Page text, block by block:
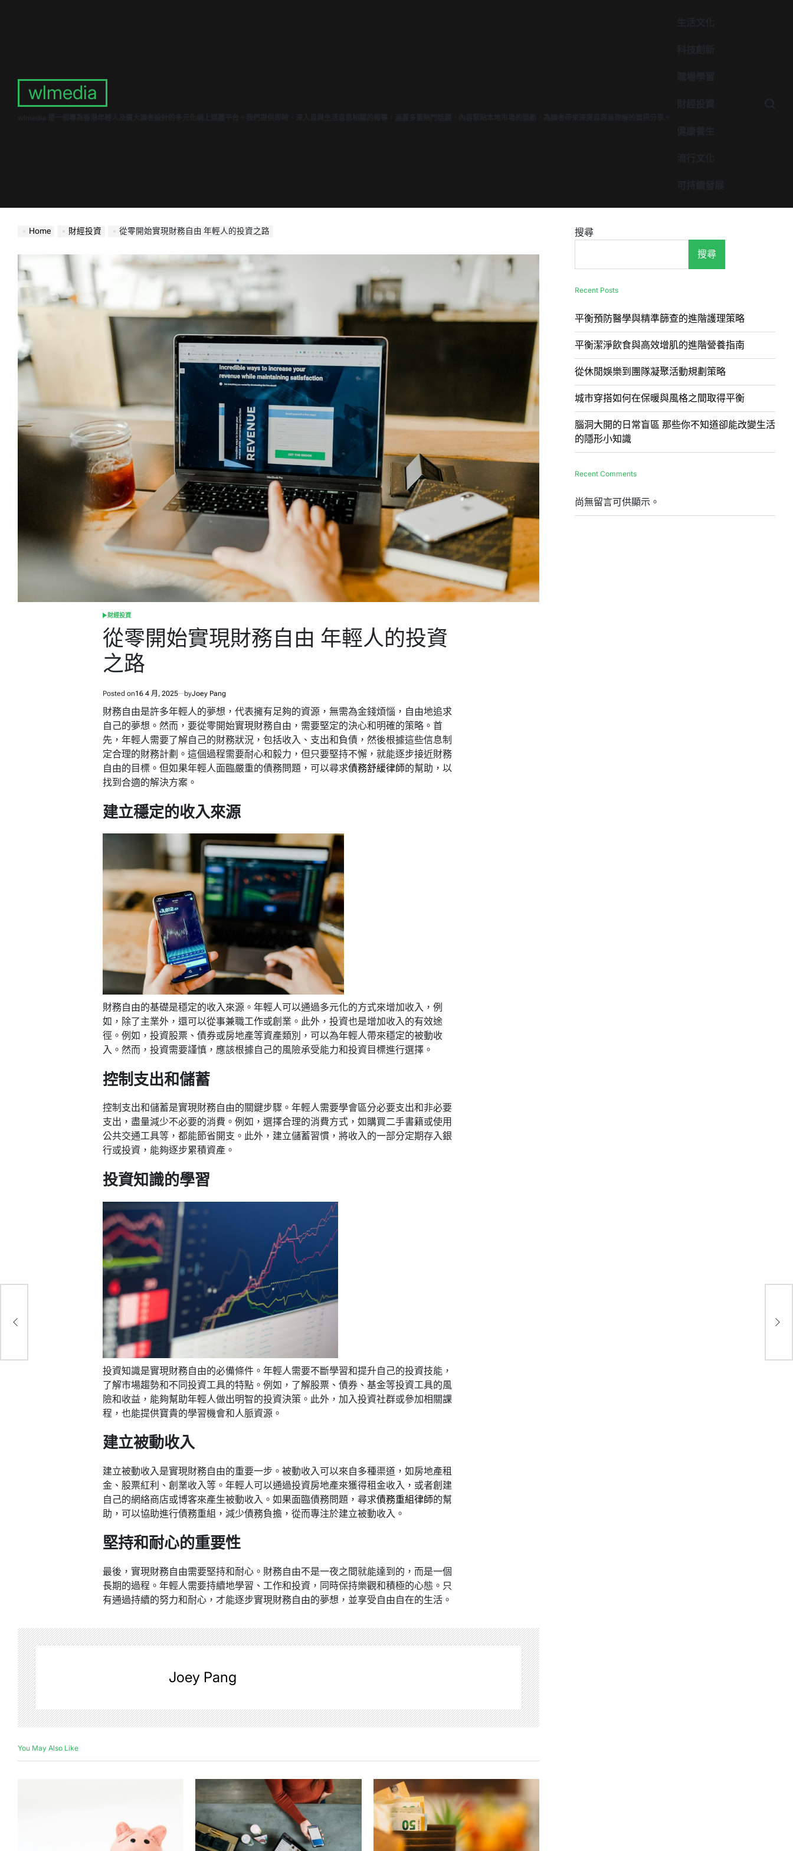
wlmedia
Home 財經投資 從零開始實現財務自由 年輕人的投資之路
POSTED
IN
財經投資
從零開始實現財務自由 年輕人的投資
之路
Posted on16 4 月, 2025 byJoey Pang
財務自由是許多年輕人的夢想，代表擁有足夠的資源，無需為金錢煩惱，自由地追求
自己的夢想。然而，要從零開始實現財務自由，需要堅定的決心和明確的策略。首
先，年輕人需要了解自己的財務狀況，包括收入、支出和負債，然後根據這些信息制
定合理的財務計劃。這個過程需要耐心和毅力，但只要堅持不懈，就能逐步接近財務
自由的目標。但如果年輕人面臨嚴重的債務問題，可以尋求債務舒緩律師的幫助，以
找到合適的解決方案。
建立穩定的收入來源
財務自由的基礎是穩定的收入來源。年輕人可以通過多元化的方式來增加收入，例
如，除了主業外，還可以從事兼職工作或創業。此外，投資也是增加收入的有效途
徑。例如，投資股票、債券或房地產等資產類別，可以為年輕人帶來穩定的被動收
入。然而，投資需要謹慎，應該根據自己的風險承受能力和投資目標進行選擇。
控制支出和儲蓄
控制支出和儲蓄是實現財務自由的關鍵步驟。年輕人需要學會區分必要支出和非必要
支出，盡量減少不必要的消費。例如，選擇合理的消費方式，如購買二手書籍或使用
公共交通工具等，都能節省開支。此外，建立儲蓄習慣，將收入的一部分定期存入銀
行或投資，能夠逐步累積資產。
投資知識的學習
投資知識是實現財務自由的必備條件。年輕人需要不斷學習和提升自己的投資技能，
了解市場趨勢和不同投資工具的特點。例如，了解股票、債券、基金等投資工具的風
險和收益，能夠幫助年輕人做出明智的投資決策。此外，加入投資社群或參加相關課
程，也能提供寶貴的學習機會和人脈資源。
建立被動收入
建立被動收入是實現財務自由的重要一步。被動收入可以來自多種渠道，如房地產租
金、股票紅利、創業收入等。年輕人可以通過投資房地產來獲得租金收入，或者創建
自己的網絡商店或博客來產生被動收入。如果面臨債務問題，尋求債務重組律師的幫
助，可以協助進行債務重組，減少債務負擔，從而專注於建立被動收入。
堅持和耐心的重要性
最後，實現財務自由需要堅持和耐心。財務自由不是一夜之間就能達到的，而是一個
長期的過程。年輕人需要持續地學習、工作和投資，同時保持樂觀和積極的心態。只
有通過持續的努力和耐心，才能逐步實現財務自由的夢想，並享受自由自在的生活。
Joey Pang
You May Also Like
搜尋
搜尋
Recent Posts
平衡預防醫學與精準篩查的進階護理策略
平衡潔淨飲食與高效增肌的進階營養指南
從休閒娛樂到團隊凝聚活動規劃策略
城市穿搭如何在保暖與風格之間取得平衡
腦洞大開的日常盲區 那些你不知道卻能改變生活
的隱形小知識
Recent Comments
尚無留言可供顯示。